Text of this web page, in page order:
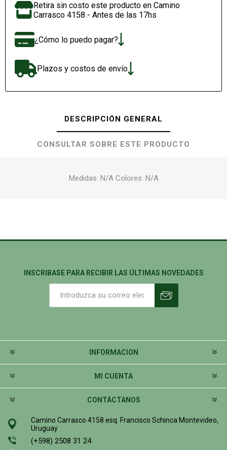
Retira sin costo este producto en Camino
Carrasco 4158 - Antes de las 17hs
¿Cómo lo puedo pagar?
Plazos y costos de envío
DESCRIPCIÓN GENERAL
CONSULTAR SOBRE ESTE PRODUCTO
Medidas: N/A Colores: N/A
INSCRIBASE PARA RECIBIR LAS ÚLTIMAS NOVEDADES
INFORMACION
MI CUENTA
CONTÁCTANOS
Camino Carrasco 4158 esq. Francisco Schinca Montevideo,
Uruguay
(+598) 2508 31 24